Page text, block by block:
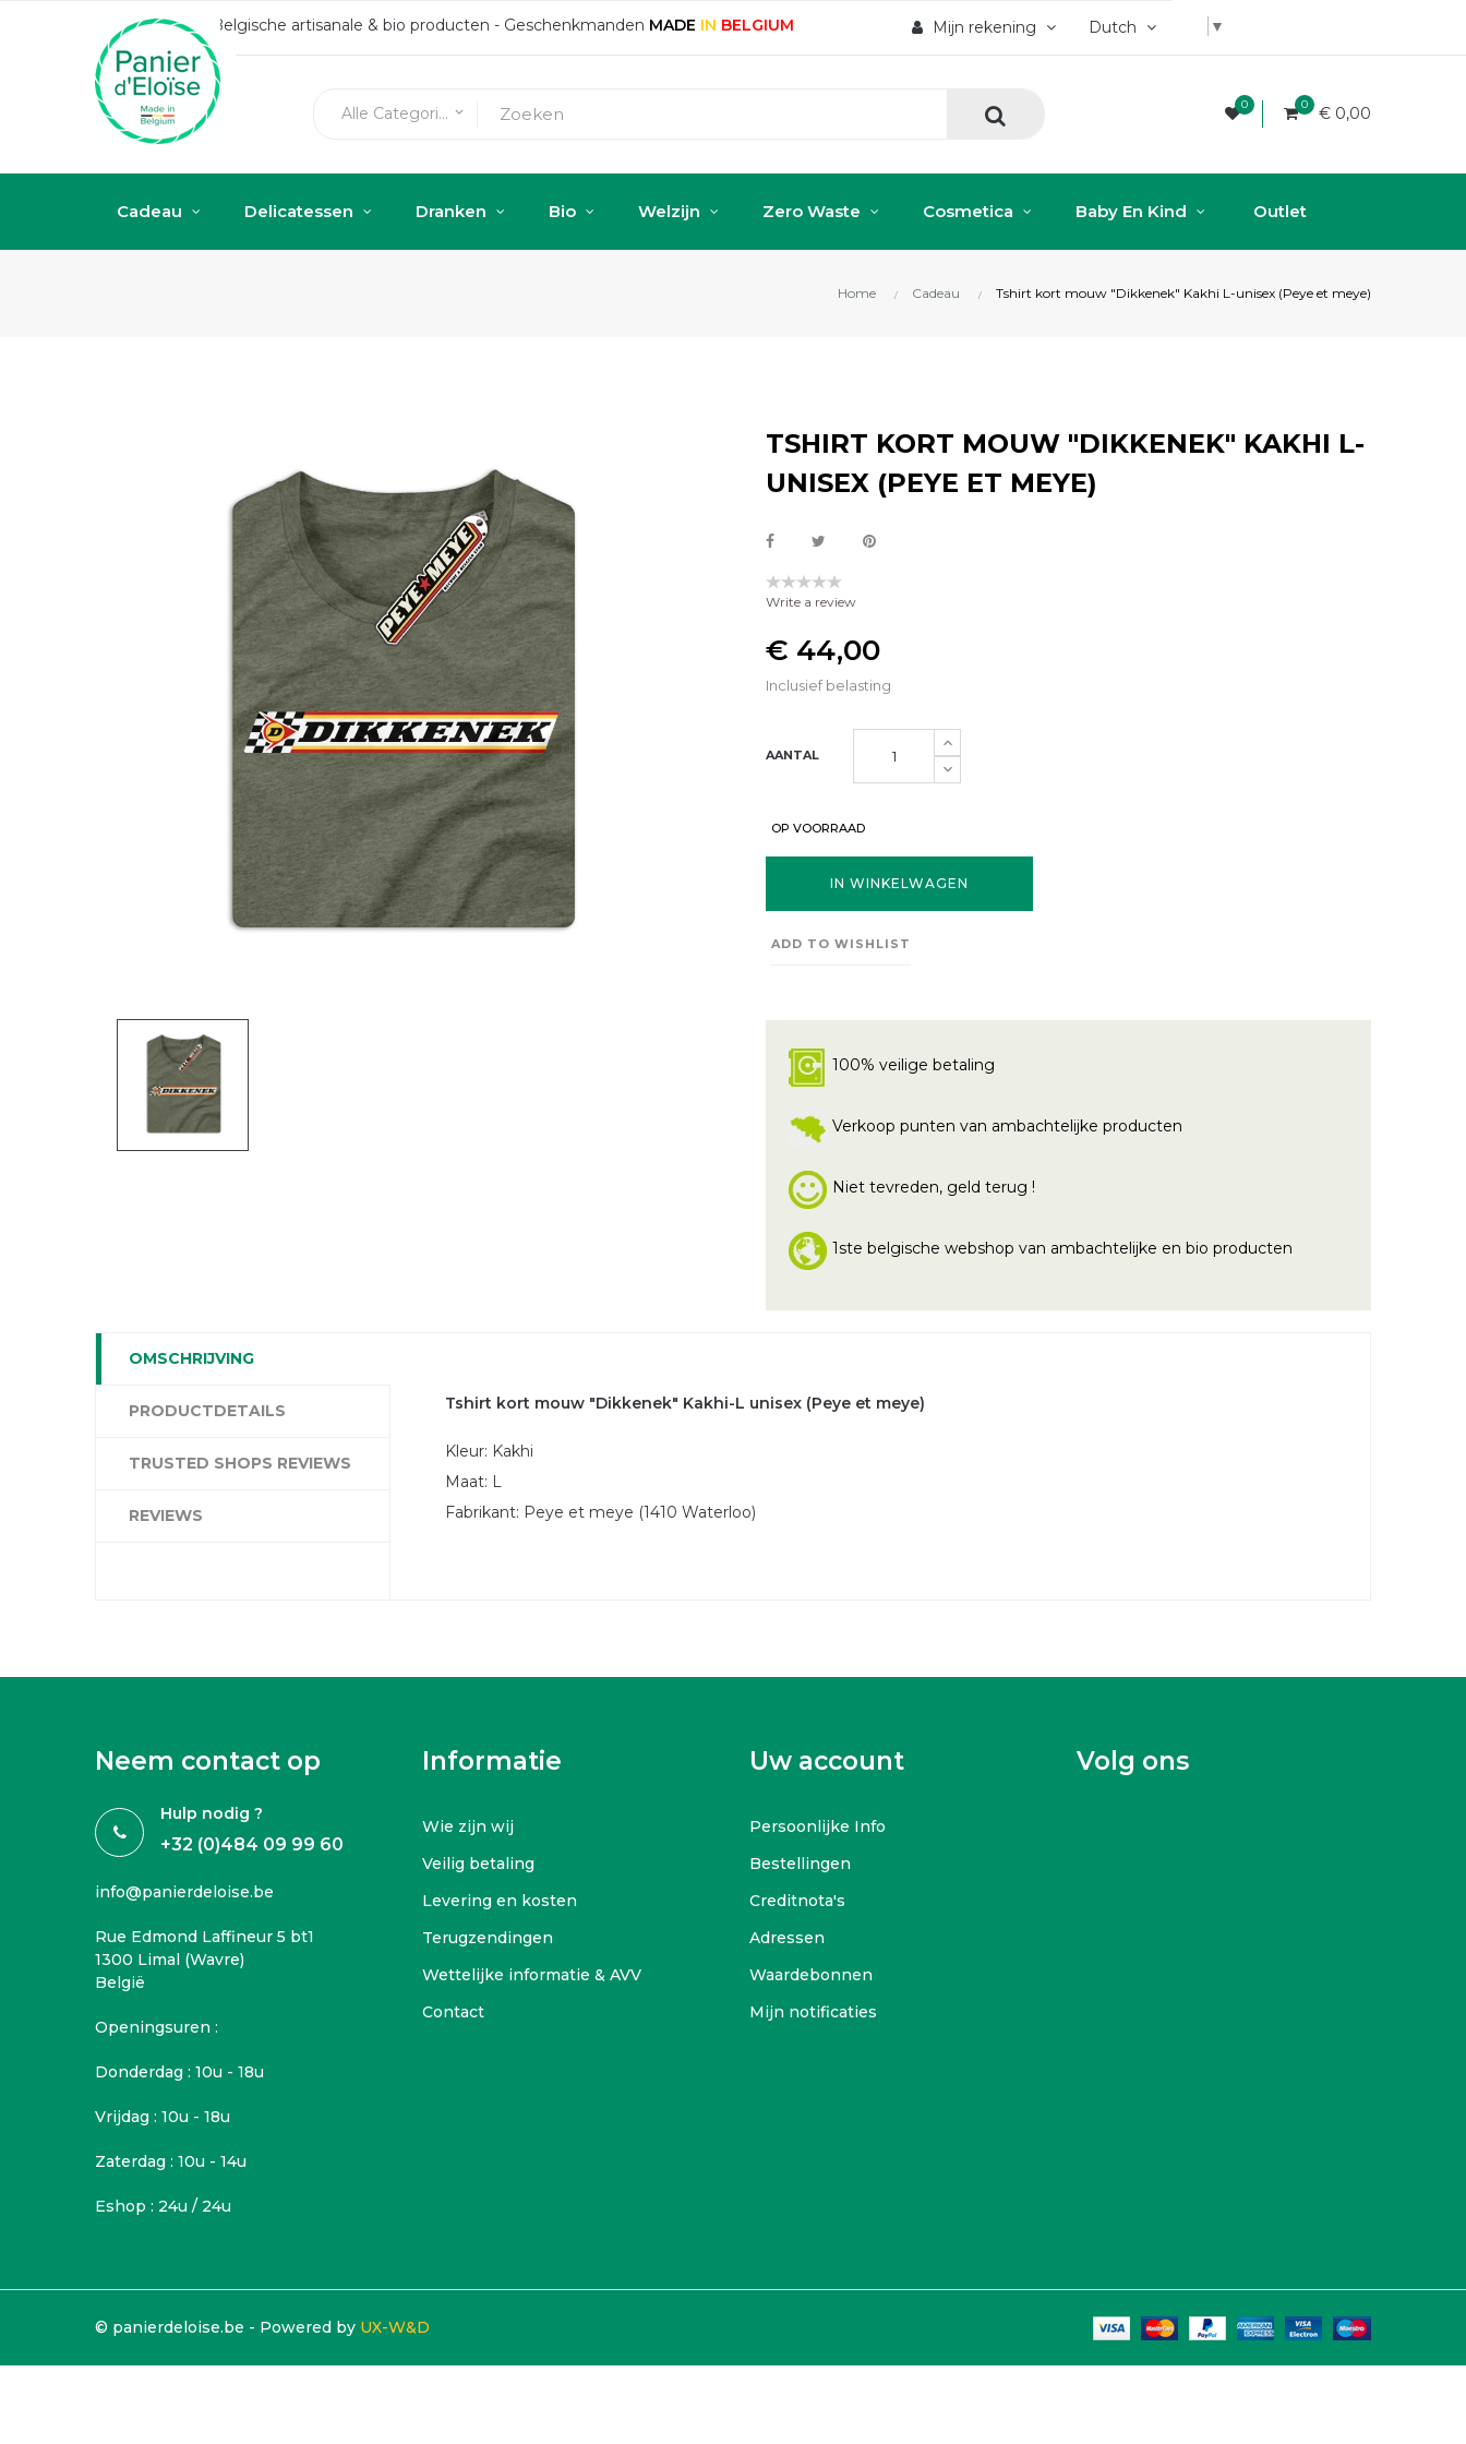
Belgische artisanale & bio producten - Geschenkmanden MADE IN BELGIUM Dutch
Mijn rekening ▼
Alle Categorieën keyboard_arrow_down
0 0 € 0,00
Cadeau Delicatessen Dranken Bio Welzijn Zero Waste Cosmetica Baby En Kind Outlet
Home Cadeau Tshirt kort mouw "Dikkenek" Kakhi L-unisex (Peye et meye)
TSHIRT KORT MOUW "DIKKENEK" KAKHI L-
UNISEX (PEYE ET MEYE)
Write a review
€ 44,00
Inclusief belasting
AANTAL
OP VOORRAAD
IN WINKELWAGEN
ADD TO WISHLIST
100% veilige betaling
Verkoop punten van ambachtelijke producten
Niet tevreden, geld terug !
1ste belgische webshop van ambachtelijke en bio producten
OMSCHRIJVING
PRODUCTDETAILS
TRUSTED SHOPS REVIEWS
REVIEWS
Tshirt kort mouw "Dikkenek" Kakhi-L unisex (Peye et meye)
Kleur: Kakhi
Maat: L
Fabrikant: Peye et meye (1410 Waterloo)
Neem contact op
Hulp nodig ?
+32 (0)484 09 99 60
info@panierdeloise.be
Rue Edmond Laffineur 5 bt1
1300 Limal (Wavre)
België
Openingsuren :
Donderdag : 10u - 18u
Vrijdag : 10u - 18u
Zaterdag : 10u - 14u
Eshop : 24u / 24u
Informatie
Wie zijn wij
Veilig betaling
Levering en kosten
Terugzendingen
Wettelijke informatie & AVV
Contact
Uw account
Persoonlijke Info
Bestellingen
Creditnota's
Adressen
Waardebonnen
Mijn notificaties
Volg ons
© panierdeloise.be - Powered by UX-W&D